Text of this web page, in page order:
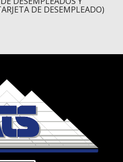
DE DESEMPLEADO)